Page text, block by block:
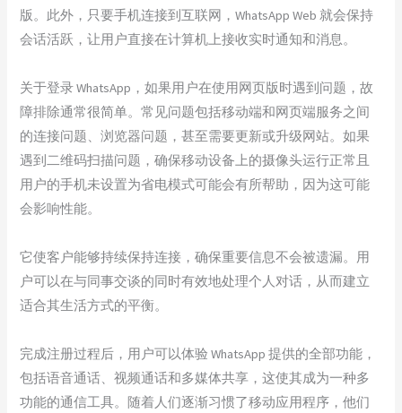
版。此外，只要手机连接到互联网，WhatsApp Web 就会保持
会话活跃，让用户直接在计算机上接收实时通知和消息。
关于登录 WhatsApp，如果用户在使用网页版时遇到问题，故
障排除通常很简单。常见问题包括移动端和网页端服务之间
的连接问题、浏览器问题，甚至需要更新或升级网站。如果
遇到二维码扫描问题，确保移动设备上的摄像头运行正常且
用户的手机未设置为省电模式可能会有所帮助，因为这可能
会影响性能。
它使客户能够持续保持连接，确保重要信息不会被遗漏。用
户可以在与同事交谈的同时有效地处理个人对话，从而建立
适合其生活方式的平衡。
完成注册过程后，用户可以体验 WhatsApp 提供的全部功能，
包括语音通话、视频通话和多媒体共享，这使其成为一种多
功能的通信工具。随着人们逐渐习惯了移动应用程序，他们